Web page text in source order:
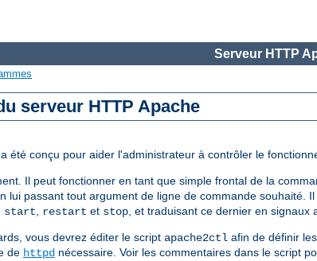
Serveur HTTP
serveur HTTP Apache
été conçu pour aider l'administrateur à contrôler le
Il peut fonctionner en tant que simple frontal de la
lui passant tout argument de ligne de commande souhaité.
start, restart et stop, et traduisant ce dernier en signaux
vous devrez éditer le script apache2ctl afin de définir
de httpd nécessaire. Voir les commentaires dans le script